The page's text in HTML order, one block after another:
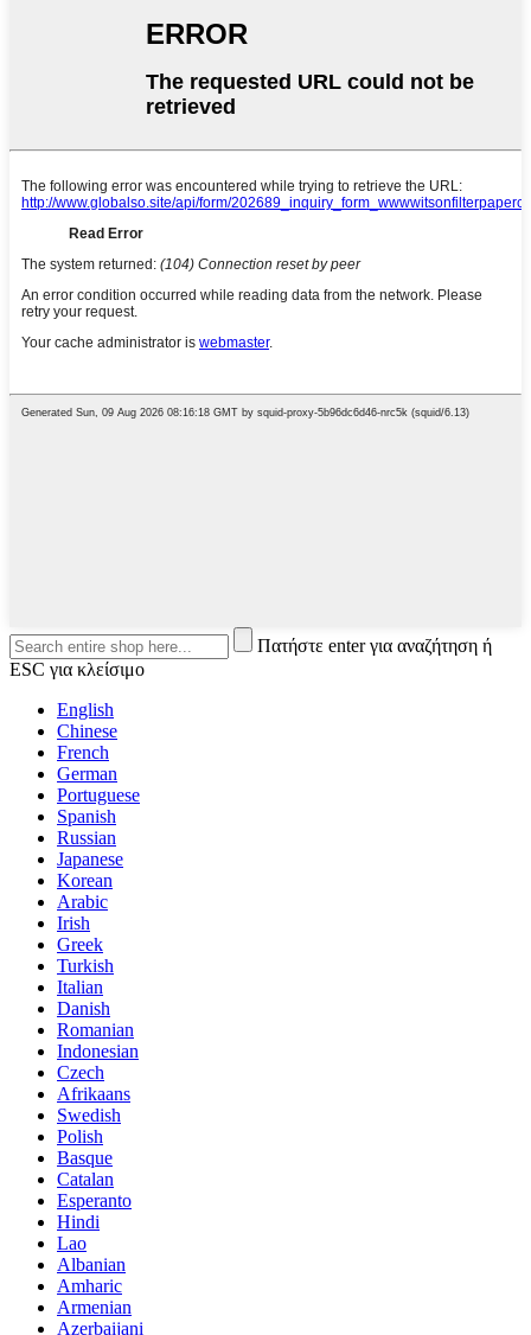
Πατήστε enter για αναζήτηση ή
ESC για κλείσιμο
English
Chinese
French
German
Portuguese
Spanish
Russian
Japanese
Korean
Arabic
Irish
Greek
Turkish
Italian
Danish
Romanian
Indonesian
Czech
Afrikaans
Swedish
Polish
Basque
Catalan
Esperanto
Hindi
Lao
Albanian
Amharic
Armenian
Azerbaijani